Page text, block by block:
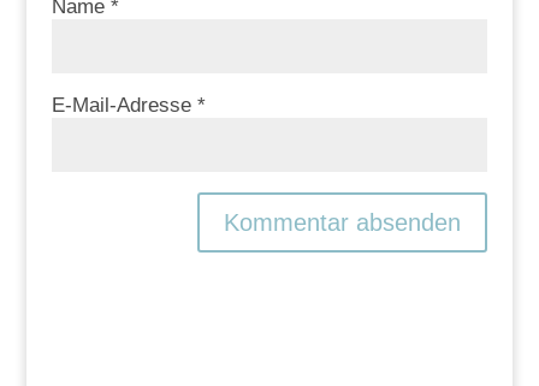
Name *
E-Mail-Adresse *